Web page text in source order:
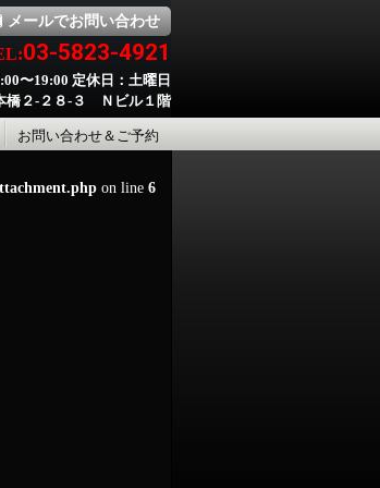
メールでお問い合わせ
03-5823-4921
〜19:00 定休日：土曜日
橋２-２８-３ Ｎビル１階
お問い合わせ＆ご予約
on line 6